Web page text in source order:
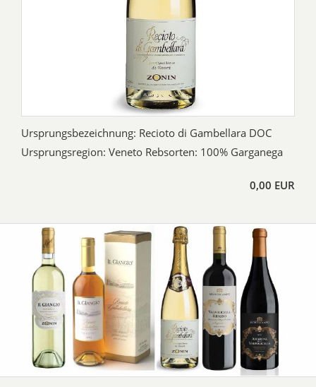
Ursprungsbezeichnung: Recioto di Gambellara DOC
Ursprungsregion: Veneto Rebsorten: 100% Garganega
0,00 EUR